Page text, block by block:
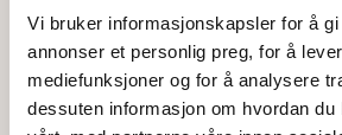
Vi bruker informasjonskapsler for å gi
annonser et personlig preg, for å
mediefunksjoner og for å analysere
dessuten informasjon om hvordan du
Oppdal Hudklinikk er i det gavmilde
derfor en påske-giveaway
I egget finner du to bestevenner,
skituren, solveggen eller på afterski!